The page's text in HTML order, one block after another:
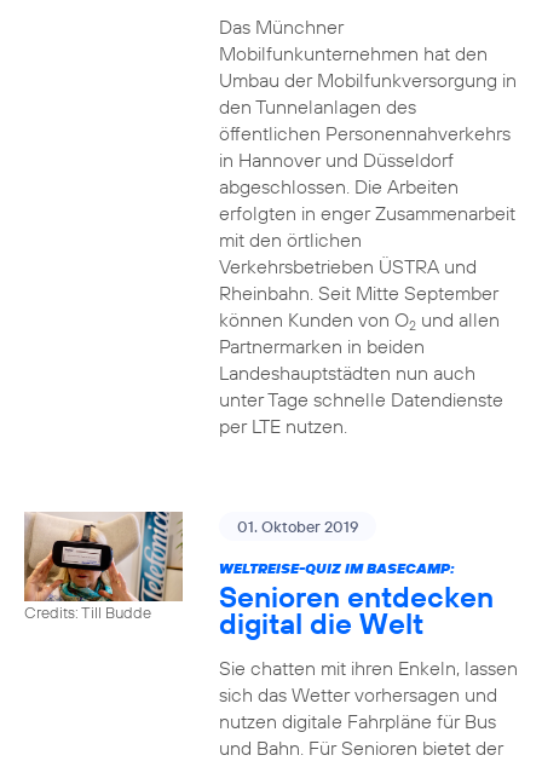
Das Münchner
Mobilfunkunternehmen hat den
Umbau der Mobilfunkversorgung in
den Tunnelanlagen des
öffentlichen Personennahverkehrs
in Hannover und Düsseldorf
abgeschlossen. Die Arbeiten
erfolgten in enger Zusammenarbeit
mit den örtlichen
Verkehrsbetrieben ÜSTRA und
Rheinbahn. Seit Mitte September
können Kunden von O2und allen
Partnermarken in beiden
Landeshauptstädten nun auch
unter Tage schnelle Datendienste
per LTE nutzen.
Credits: Till Budde
01. Oktober 2019
WELTREISE-QUIZ IM BASECAMP:
Senioren entdecken
digital die Welt
Sie chatten mit ihren Enkeln, lassen
sich das Wetter vorhersagen und
nutzen digitale Fahrpläne für Bus
und Bahn. Für Senioren bietet der